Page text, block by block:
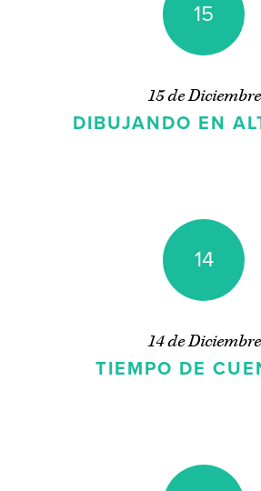
15
15 de Diciembre
DIBUJANDO EN
14
14 de Diciembre
TIEMPO DE